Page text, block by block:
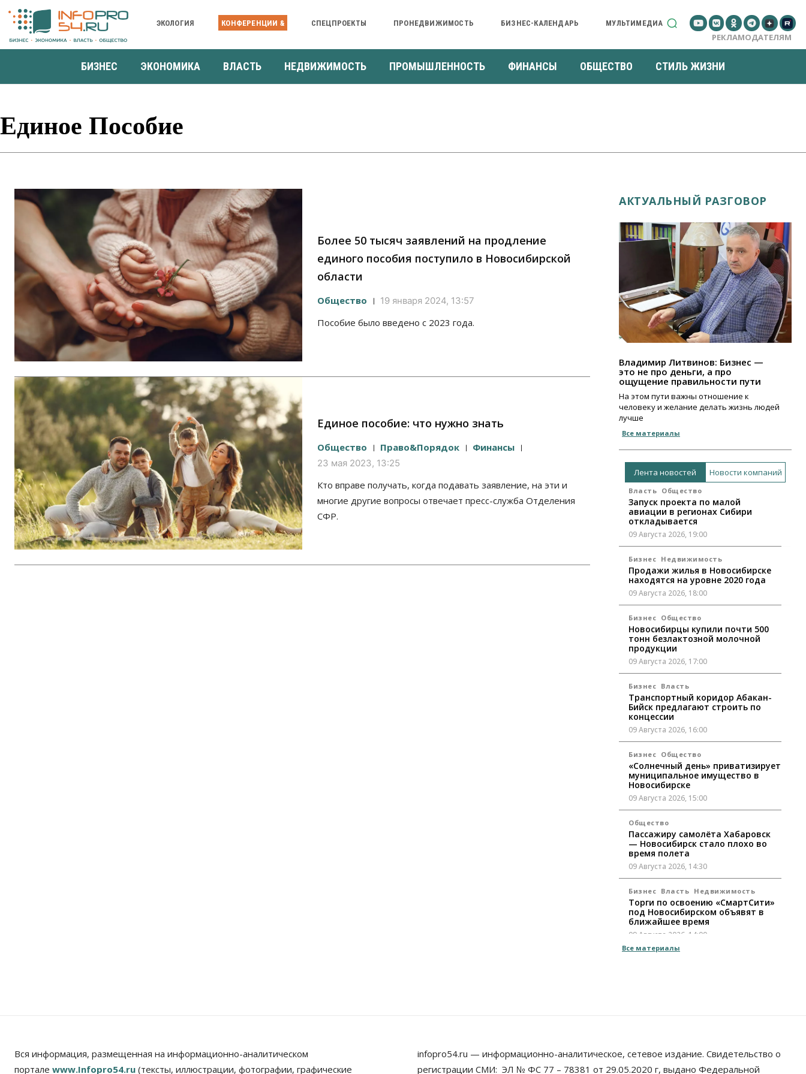
ЭКОЛОГИЯ КОНФЕРЕНЦИИ & СПЕЦПРОЕКТЫ ПРОНЕДВИЖИМОСТЬ БИЗНЕС-КАЛЕНДАРЬ МУЛЬТИМЕДИА
РЕКЛАМОДАТЕЛЯМ
БИЗНЕС ЭКОНОМИКА ВЛАСТЬ НЕДВИЖИМОСТЬ ПРОМЫШЛЕННОСТЬ ФИНАНСЫ ОБЩЕСТВО СТИЛЬ ЖИЗНИ
Единое Пособие
Более 50 тысяч заявлений на продление
единого пособия поступило в Новосибирской
области
Общество 19 января 2024, 13:57
Пособие было введено с 2023 года.
Единое пособие: что нужно знать
Общество Право&Порядок Финансы
23 мая 2023, 13:25
Кто вправе получать, когда подавать заявление, на эти и
многие другие вопросы отвечает пресс-служба Отделения
СФР.
АКТУАЛЬНЫЙ РАЗГОВОР
Владимир Литвинов: Бизнес —
это не про деньги, а про
ощущение правильности пути
На этом пути важны отношение к
человеку и желание делать жизнь людей
лучше
Все материалы
Лента новостей Новости компаний
Власть Общество
Запуск проекта по малой
авиации в регионах Сибири
откладывается
09 Августа 2026, 19:00
Бизнес Недвижимость
Продажи жилья в Новосибирске
находятся на уровне 2020 года
09 Августа 2026, 18:00
Бизнес Общество
Новосибирцы купили почти 500
тонн безлактозной молочной
продукции
09 Августа 2026, 17:00
Бизнес Власть
Транспортный коридор Абакан-
Бийск предлагают строить по
концессии
09 Августа 2026, 16:00
Бизнес Общество
«Солнечный день» приватизирует
муниципальное имущество в
Новосибирске
09 Августа 2026, 15:00
Общество
Пассажиру самолёта Хабаровск
— Новосибирск стало плохо во
время полета
09 Августа 2026, 14:30
Бизнес Власть Недвижимость
Торги по освоению «СмартСити»
под Новосибирском объявят в
ближайшее время
09 Августа 2026, 14:00
электрички» появится в
Новосибирске
09 Августа 2026, 12:00
Все материалы
Вся информация, размещенная на информационно-аналитическом
портале www.Infopro54.ru (тексты, иллюстрации, фотографии, графические
infopro54.ru — информационно-аналитическое, сетевое издание. Свидетельство о
регистрации СМИ: ЭЛ № ФС 77 – 78381 от 29.05.2020 г, выдано Федеральной